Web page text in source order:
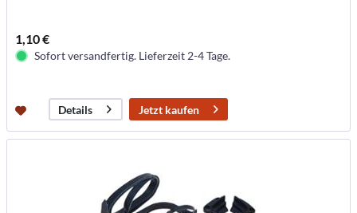
1,10 €
Sofort versandfertig. Lieferzeit 2-4 Tage.
Details Jetzt kaufen